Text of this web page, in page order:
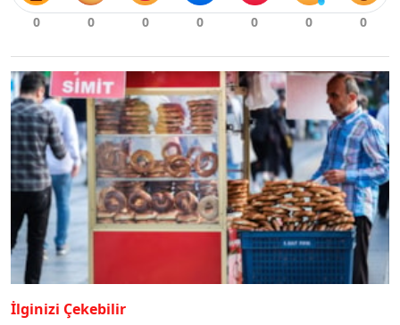
İlginizi Çekebilir